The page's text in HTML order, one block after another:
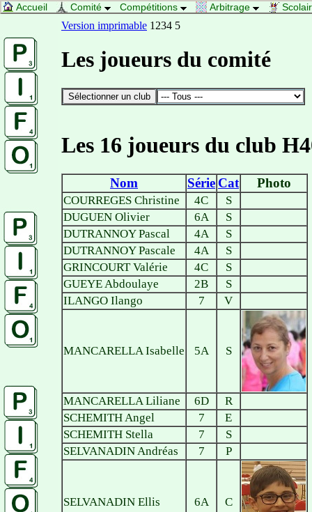
Accueil Comité Compétitions Arbitrage
Version imprimable 1234 5
Les joueurs du comité
Les 16 joueurs du club
Nom Série Cat Photo
COURREGES Christine 4C
S
DUGUEN Olivier
6A
S
DUTRANNOY Pascal
4A
S
DUTRANNOY Pascale
4A
S
GRINCOURT Valérie
4C
S
GUEYE Abdoulaye
2B
S
ILANGO Ilango
7 V
MANCARELLA Isabelle 5A S
MANCARELLA Liliane 6D
R
SCHEMITH Angel
7
E
SCHEMITH Stella
7
S
SELVANADIN Andréas
7 P
SELVANADIN Ellis 6A C